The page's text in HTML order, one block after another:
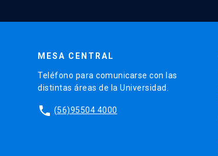
MESA CENTRAL
Teléfono para comunicarse con las
distintas áreas de la Universidad.
phone (56)95504 4000